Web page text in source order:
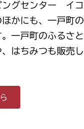
グセンター イコ
かにも、一戸町
一戸町のふるさ
はちみつも販売